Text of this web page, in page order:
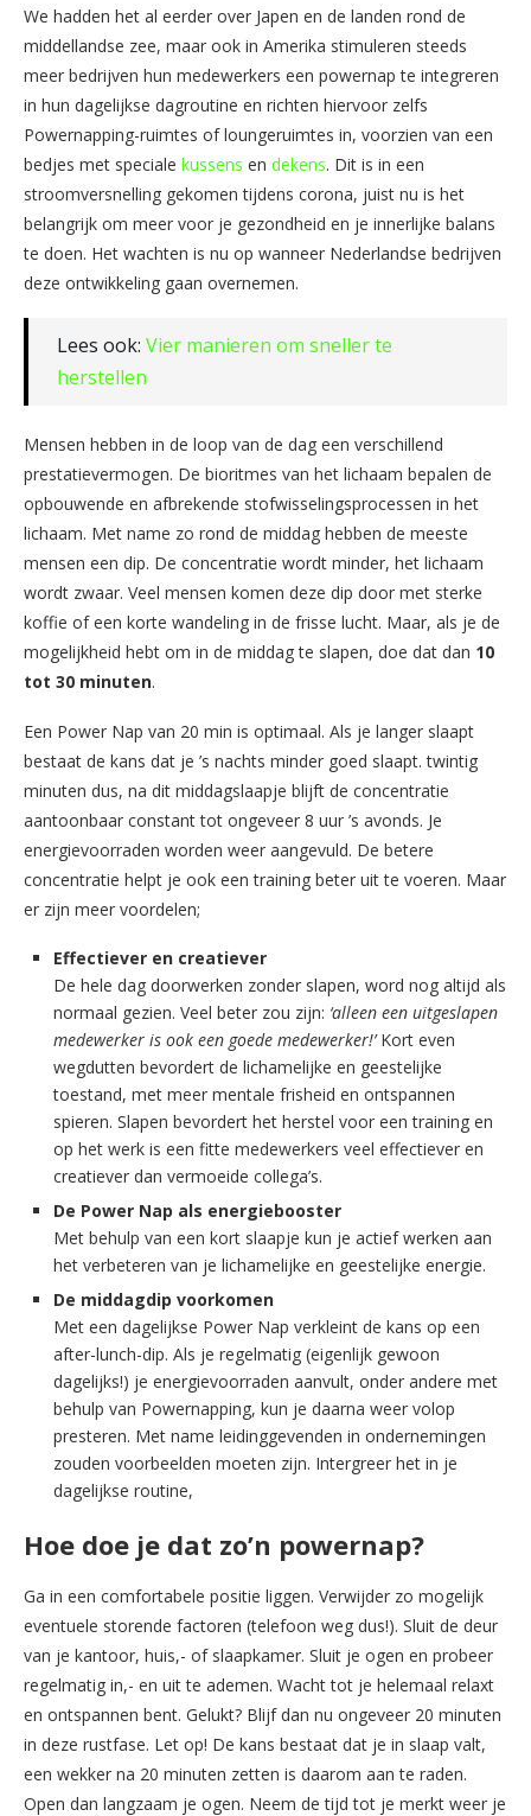
We hadden het al eerder over Japen en de landen rond de
middellandse zee, maar ook in Amerika stimuleren steeds
meer bedrijven hun medewerkers een powernap te integreren
in hun dagelijkse dagroutine en richten hiervoor zelfs
Powernapping-ruimtes of loungeruimtes in, voorzien van een
bedjes met speciale kussens en dekens. Dit is in een
stroomversnelling gekomen tijdens corona, juist nu is het
belangrijk om meer voor je gezondheid en je innerlijke balans
te doen. Het wachten is nu op wanneer Nederlandse bedrijven
deze ontwikkeling gaan overnemen.
Lees ook: Vier manieren om sneller te
herstellen
Mensen hebben in de loop van de dag een verschillend
prestatievermogen. De bioritmes van het lichaam bepalen de
opbouwende en afbrekende stofwisselingsprocessen in het
lichaam. Met name zo rond de middag hebben de meeste
mensen een dip. De concentratie wordt minder, het lichaam
wordt zwaar. Veel mensen komen deze dip door met sterke
koffie of een korte wandeling in de frisse lucht. Maar, als je de
mogelijkheid hebt om in de middag te slapen, doe dat dan 10
tot 30 minuten.
Een Power Nap van 20 min is optimaal. Als je langer slaapt
bestaat de kans dat je ’s nachts minder goed slaapt. twintig
minuten dus, na dit middagslaapje blijft de concentratie
aantoonbaar constant tot ongeveer 8 uur ’s avonds. Je
energievoorraden worden weer aangevuld. De betere
concentratie helpt je ook een training beter uit te voeren. Maar
er zijn meer voordelen;
Effectiever en creatiever
De hele dag doorwerken zonder slapen, word nog altijd als
normaal gezien. Veel beter zou zijn: ‘alleen een uitgeslapen
medewerker is ook een goede medewerker!’Kort even
wegdutten bevordert de lichamelijke en geestelijke
toestand, met meer mentale frisheid en ontspannen
spieren. Slapen bevordert het herstel voor een training en
op het werk is een fitte medewerkers veel effectiever en
creatiever dan vermoeide collega’s.
De Power Nap als energiebooster
Met behulp van een kort slaapje kun je actief werken aan
het verbeteren van je lichamelijke en geestelijke energie.
De middagdip voorkomen
Met een dagelijkse Power Nap verkleint de kans op een
after-lunch-dip. Als je regelmatig (eigenlijk gewoon
dagelijks!) je energievoorraden aanvult, onder andere met
behulp van Powernapping, kun je daarna weer volop
presteren. Met name leidinggevenden in ondernemingen
zouden voorbeelden moeten zijn. Intergreer het in je
dagelijkse routine,
Hoe doe je dat zo’n powernap?
Ga in een comfortabele positie liggen. Verwijder zo mogelijk
eventuele storende factoren (telefoon weg dus!). Sluit de deur
van je kantoor, huis,- of slaapkamer. Sluit je ogen en probeer
regelmatig in,- en uit te ademen. Wacht tot je helemaal relaxt
en ontspannen bent. Gelukt? Blijf dan nu ongeveer 20 minuten
in deze rustfase. Let op! De kans bestaat dat je in slaap valt,
een wekker na 20 minuten zetten is daarom aan te raden.
Open dan langzaam je ogen. Neem de tijd tot je merkt weer je